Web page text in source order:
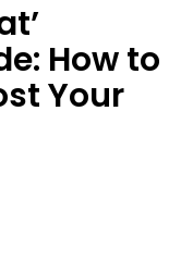
How to
Your